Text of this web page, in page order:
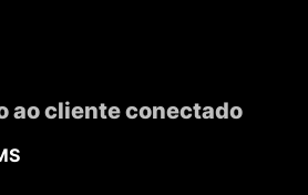
ao cliente conectado